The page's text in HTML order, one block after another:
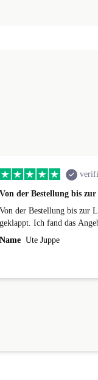
Von der Bestellung bis
Von der Bestellung bis zur
geklappt. Ich fand das
überrascht, dass man sogar
noch variieren kann (Farbe/
Name Ute Juppe